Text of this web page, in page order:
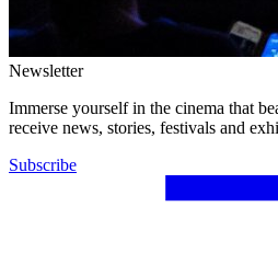
Newsletter
Immerse yourself in the cinema that
receive news, stories, festivals and
Subscribe